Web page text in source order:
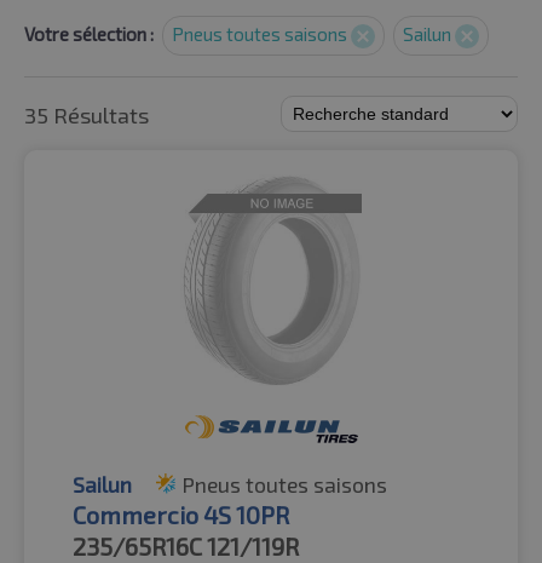
Votre sélection : Pneus toutes saisons Sailun
35 Résultats
Sailun Pneus toutes saisons
Commercio 4S 10PR
235/65R16C121/119R